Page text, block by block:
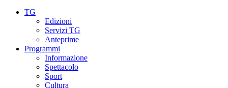
TG
Edizioni
Servizi TG
Anteprime
Programmi
Informazione
Spettacolo
Sport
Cultura